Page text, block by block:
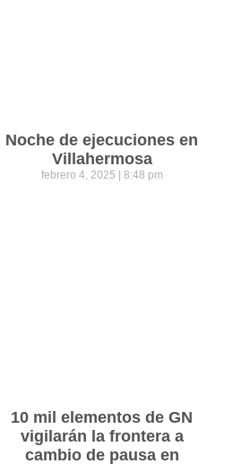
Noche de ejecuciones en
Villahermosa
febrero 4, 2025 8:48 pm
10 mil elementos de GN
vigilarán la frontera a
cambio de pausa en